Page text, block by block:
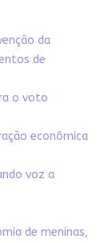
da
de
o voto
econômica
voz a
de meninas,